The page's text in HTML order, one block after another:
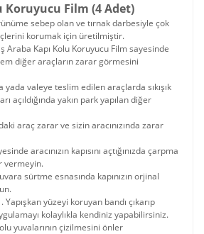
Koruyucu Film (4 Adet)
sebep olan ve tırnak darbesiyle çok
korumak için üretilmiştir.
Araba Kapı Kolu Koruyucu Film sayesinde
diğer araçların zarar görmesini
valeye teslim edilen araçlarda sıkışık
açıldığında yakın park yapılan diğer
araç zarar ve sizin aracınızında zarar
aracınızın kapısını açtığınızda çarpma
vermeyin.
sürtme esnasında kapınızın orjinal
yüzeyi koruyan bandı çıkarıp
kolaylıkla kendiniz yapabilirsiniz.
yuvalarının çizilmesini önler